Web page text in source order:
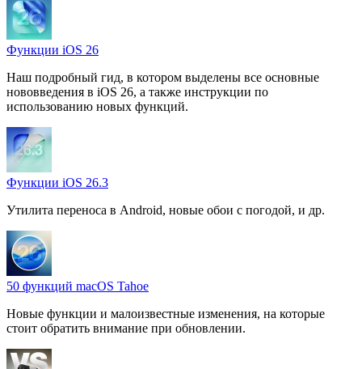
Функции iOS 26
Наш подробный гид, в котором выделены все основные
нововведения в iOS 26, а также инструкции по
использованию новых функций.
Функции iOS 26.3
Утилита переноса в Android, новые обои с погодой, и др.
50 функций macOS Tahoe
Новые функции и малоизвестные изменения, на которые
стоит обратить внимание при обновлении.